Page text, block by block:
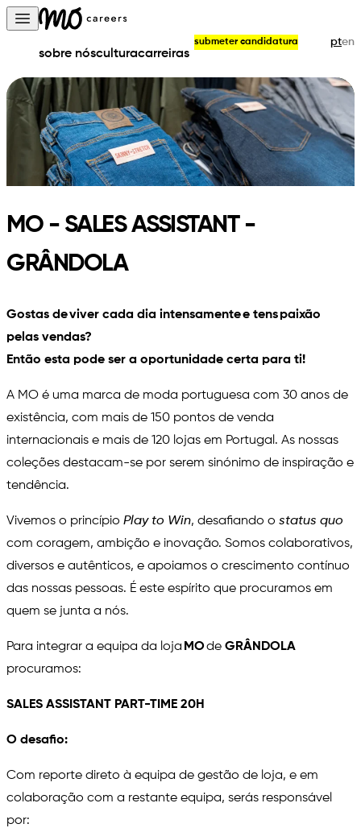
Skip to content
Open main menu
sobre nósculturacarreiras
submeter candidatura pten
MO - SALES ASSISTANT -
GRÂNDOLA
Gostas de viver cada dia intensamente e tens paixão
pelas vendas?
Então esta pode ser a oportunidade certa para ti!
A MO é uma marca de moda portuguesa com 30 anos de
existência, com mais de 150 pontos de venda
internacionais e mais de 120 lojas em Portugal. As nossas
coleções destacam-se por serem sinónimo de inspiração e
tendência.
Vivemos o princípio Play to Win, desafiando o status quo
com coragem, ambição e inovação. Somos colaborativos,
diversos e autênticos, e apoiamos o crescimento contínuo
das nossas pessoas. É este espírito que procuramos em
quem se junta a nós.
Para integrar a equipa da loja MOde GRÂNDOLA
procuramos:
SALES ASSISTANT PART-TIME 20H
O desafio:
Com reporte direto à equipa de gestão de loja, e em
colaboração com a restante equipa, serás responsável
por: